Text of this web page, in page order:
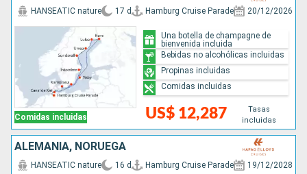
Comidas incluidas
HANSEATIC nature 17 d Hamburg Cruise Parade 20/12/2026
US$ 12,287
Tasas
incluidas
Una botella de champagne de
bienvenida incluida
Bebidas no alcohólicas incluidas
Propinas incluidas
Comidas incluidas
ALEMANIA, NORUEGA
HANSEATIC nature 16 d Hamburg Cruise Parade 19/12/2028